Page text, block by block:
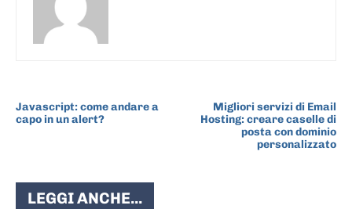
Javascript: come andare a
capo in un alert?
Migliori servizi di Email
Hosting: creare caselle di
posta con dominio
personalizzato
LEGGI ANCHE...